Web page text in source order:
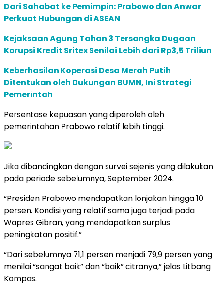
Dari Sahabat ke Pemimpin: Prabowo dan Anwar
Perkuat Hubungan di ASEAN
Kejaksaan Agung Tahan 3 Tersangka Dugaan
Korupsi Kredit Sritex Senilai Lebih dari Rp3,5 Triliun
Keberhasilan Koperasi Desa Merah Putih
Ditentukan oleh Dukungan BUMN, Ini Strategi
Pemerintah
Persentase kepuasan yang diperoleh oleh
pemerintahan Prabowo relatif lebih tinggi.
Jika dibandingkan dengan survei sejenis yang dilakukan
pada periode sebelumnya, September 2024.
“Presiden Prabowo mendapatkan lonjakan hingga 10
persen. Kondisi yang relatif sama juga terjadi pada
Wapres Gibran, yang mendapatkan surplus
peningkatan positif.”
“Dari sebelumnya 71,1 persen menjadi 79,9 persen yang
menilai “sangat baik” dan “baik” citranya,” jelas Litbang
Kompas.